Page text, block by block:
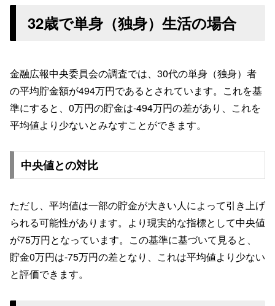
32歳で単身（独身）生活の場合
金融広報中央委員会の調査では、30代の単身（独身）者
の平均貯金額が494万円であるとされています。これを基
準にすると、0万円の貯金は-494万円の差があり、これを
平均値より少ないとみなすことができます。
中央値との対比
ただし、平均値は一部の貯金が大きい人によって引き上げ
られる可能性があります。より現実的な指標として中央値
が75万円となっています。この基準に基づいて見ると、
貯金0万円は-75万円の差となり、これは平均値より少ない
と評価できます。